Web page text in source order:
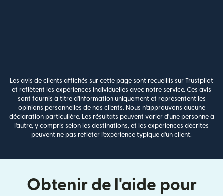
Les avis de clients affichés sur cette page sont recueillis sur Trustpilot
et reflètent les expériences individuelles avec notre service. Ces avis
sont fournis à titre d'information uniquement et représentent les
opinions personnelles de nos clients. Nous n'approuvons aucune
déclaration particulière. Les résultats peuvent varier d'une personne à
l'autre, y compris selon les destinations, et les expériences décrites
peuvent ne pas refléter l'expérience typique d'un client.
Obtenir de l'aide pour